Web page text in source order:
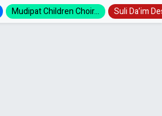
Mudipat Children Choir... Suli Da’im